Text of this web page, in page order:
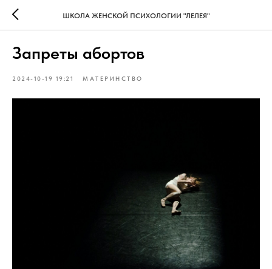
ШКОЛА ЖЕНСКОЙ ПСИХОЛОГИИ "ЛЕЛЕЯ"
Запреты абортов
2024-10-19 19:21 МАТЕРИНСТВО